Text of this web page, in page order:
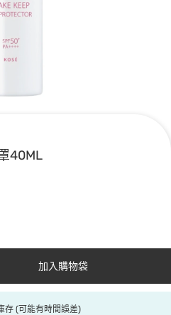
40ML
加入購物袋
存 (可能有時間誤差)